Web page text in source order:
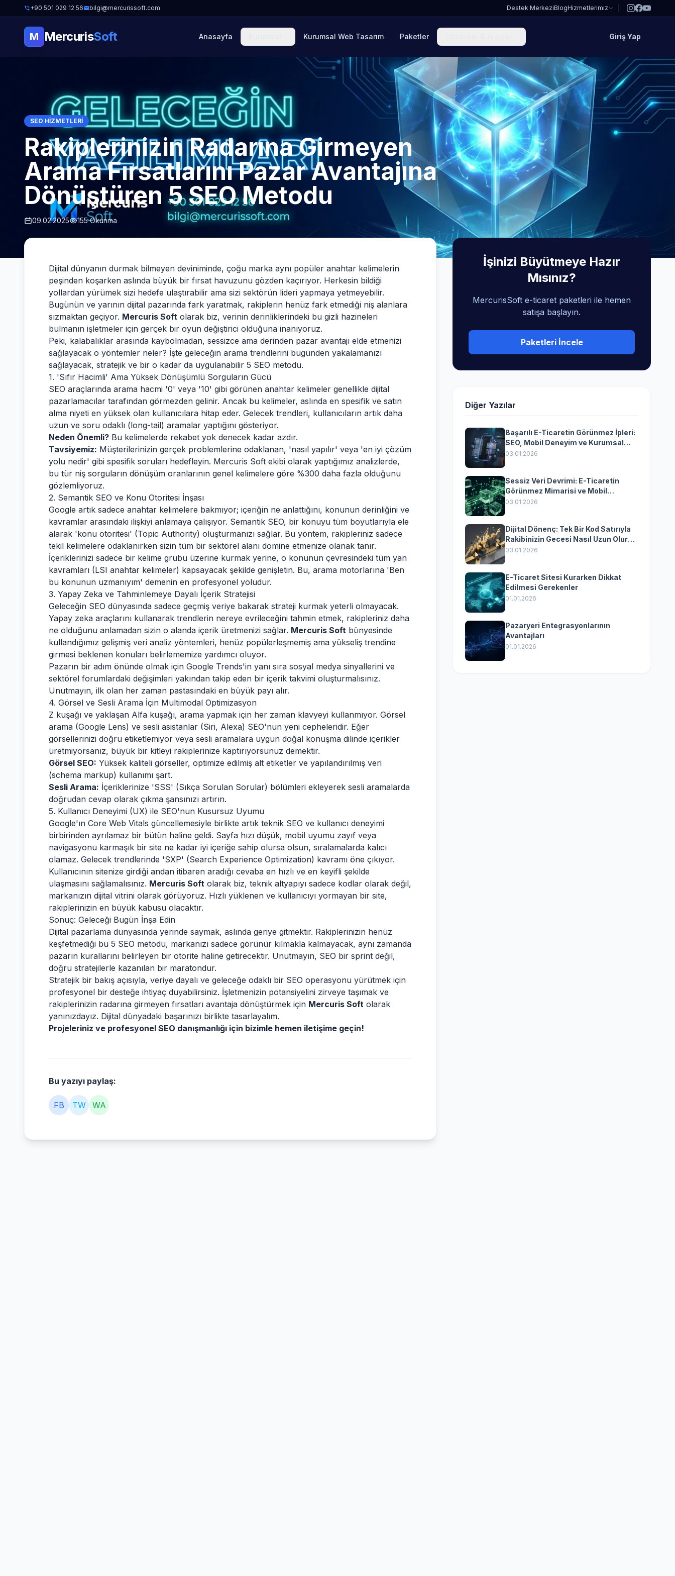
+90 501 029 12 56 bilgi@mercurissoft.com Destek MerkeziBlogHizmetlerimiz
M MercurisSoft Anasayfa Kurumsal Web Tasarım Paketler Giriş Yap
SEO HIZMETLERI
Rakiplerinizin Radarına Girmeyen
Arama Fırsatlarını Pazar Avantajına
Dönüştüren 5 SEO Metodu
09.02.2025 155 Okunma
Dijital dünyanın durmak bilmeyen deviniminde, çoğu marka aynı popüler anahtar kelimelerin
peşinden koşarken aslında büyük bir fırsat havuzunu gözden kaçırıyor. Herkesin bildiği
yollardan yürümek sizi hedefe ulaştırabilir ama sizi sektörün lideri yapmaya yetmeyebilir.
Bugünün ve yarının dijital pazarında fark yaratmak, rakiplerin henüz fark etmediği niş alanlara
sızmaktan geçiyor. Mercuris Soft olarak biz, verinin derinliklerindeki bu gizli hazineleri
bulmanın işletmeler için gerçek bir oyun değiştirici olduğuna inanıyoruz.
Peki, kalabalıklar arasında kaybolmadan, sessizce ama derinden pazar avantajı elde etmenizi
sağlayacak o yöntemler neler? İşte geleceğin arama trendlerini bugünden yakalamanızı
sağlayacak, stratejik ve bir o kadar da uygulanabilir 5 SEO metodu.
1. 'Sıfır Hacimli' Ama Yüksek Dönüşümlü Sorguların Gücü
SEO araçlarında arama hacmi '0' veya '10' gibi görünen anahtar kelimeler genellikle dijital
pazarlamacılar tarafından görmezden gelinir. Ancak bu kelimeler, aslında en spesifik ve satın
alma niyeti en yüksek olan kullanıcılara hitap eder. Gelecek trendleri, kullanıcıların artık daha
uzun ve soru odaklı (long-tail) aramalar yaptığını gösteriyor.
Neden Önemli? Bu kelimelerde rekabet yok denecek kadar azdır.
Tavsiyemiz: Müşterilerinizin gerçek problemlerine odaklanan, 'nasıl yapılır' veya 'en iyi çözüm
yolu nedir' gibi spesifik soruları hedefleyin. Mercuris Soft ekibi olarak yaptığımız analizlerde,
bu tür niş sorguların dönüşüm oranlarının genel kelimelere göre %300 daha fazla olduğunu
gözlemliyoruz.
2. Semantik SEO ve Konu Otoritesi İnşası
Google artık sadece anahtar kelimelere bakmıyor; içeriğin ne anlattığını, konunun derinliğini ve
kavramlar arasındaki ilişkiyi anlamaya çalışıyor. Semantik SEO, bir konuyu tüm boyutlarıyla ele
alarak 'konu otoritesi' (Topic Authority) oluşturmanızı sağlar. Bu yöntem, rakipleriniz sadece
tekil kelimelere odaklanırken sizin tüm bir sektörel alanı domine etmenize olanak tanır.
İçeriklerinizi sadece bir kelime grubu üzerine kurmak yerine, o konunun çevresindeki tüm yan
kavramları (LSI anahtar kelimeler) kapsayacak şekilde genişletin. Bu, arama motorlarına 'Ben
bu konunun uzmanıyım' demenin en profesyonel yoludur.
3. Yapay Zeka ve Tahminlemeye Dayalı İçerik Stratejisi
Geleceğin SEO dünyasında sadece geçmiş veriye bakarak strateji kurmak yeterli olmayacak.
Yapay zeka araçlarını kullanarak trendlerin nereye evrileceğini tahmin etmek, rakipleriniz daha
ne olduğunu anlamadan sizin o alanda içerik üretmenizi sağlar. Mercuris Soft bünyesinde
kullandığımız gelişmiş veri analiz yöntemleri, henüz popülerleşmemiş ama yükseliş trendine
girmesi beklenen konuları belirlememize yardımcı oluyor.
Pazarın bir adım önünde olmak için Google Trends'in yanı sıra sosyal medya sinyallerini ve
sektörel forumlardaki değişimleri yakından takip eden bir içerik takvimi oluşturmalısınız.
Unutmayın, ilk olan her zaman pastasındaki en büyük payı alır.
4. Görsel ve Sesli Arama İçin Multimodal Optimizasyon
Z kuşağı ve yaklaşan Alfa kuşağı, arama yapmak için her zaman klavyeyi kullanmıyor. Görsel
arama (Google Lens) ve sesli asistanlar (Siri, Alexa) SEO'nun yeni cepheleridir. Eğer
görsellerinizi doğru etiketlemiyor veya sesli aramalara uygun doğal konuşma dilinde içerikler
üretmiyorsanız, büyük bir kitleyi rakiplerinize kaptırıyorsunuz demektir.
Görsel SEO: Yüksek kaliteli görseller, optimize edilmiş alt etiketler ve yapılandırılmış veri
(schema markup) kullanımı şart.
Sesli Arama: İçeriklerinize 'SSS' (Sıkça Sorulan Sorular) bölümleri ekleyerek sesli aramalarda
doğrudan cevap olarak çıkma şansınızı artırın.
5. Kullanıcı Deneyimi (UX) ile SEO'nun Kusursuz Uyumu
Google'ın Core Web Vitals güncellemesiyle birlikte artık teknik SEO ve kullanıcı deneyimi
birbirinden ayrılamaz bir bütün haline geldi. Sayfa hızı düşük, mobil uyumu zayıf veya
navigasyonu karmaşık bir site ne kadar iyi içeriğe sahip olursa olsun, sıralamalarda kalıcı
olamaz. Gelecek trendlerinde 'SXP' (Search Experience Optimization) kavramı öne çıkıyor.
Kullanıcının sitenize girdiği andan itibaren aradığı cevaba en hızlı ve en keyifli şekilde
ulaşmasını sağlamalısınız. Mercuris Soft olarak biz, teknik altyapıyı sadece kodlar olarak değil,
markanızın dijital vitrini olarak görüyoruz. Hızlı yüklenen ve kullanıcıyı yormayan bir site,
rakiplerinizin en büyük kabusu olacaktır.
Sonuç: Geleceği Bugün İnşa Edin
Dijital pazarlama dünyasında yerinde saymak, aslında geriye gitmektir. Rakiplerinizin henüz
keşfetmediği bu 5 SEO metodu, markanızı sadece görünür kılmakla kalmayacak, aynı zamanda
pazarın kurallarını belirleyen bir otorite haline getirecektir. Unutmayın, SEO bir sprint değil,
doğru stratejilerle kazanılan bir maratondur.
Stratejik bir bakış açısıyla, veriye dayalı ve geleceğe odaklı bir SEO operasyonu yürütmek için
profesyonel bir desteğe ihtiyaç duyabilirsiniz. İşletmenizin potansiyelini zirveye taşımak ve
rakiplerinizin radarına girmeyen fırsatları avantaja dönüştürmek için Mercuris Soft olarak
yanınızdayız. Dijital dünyadaki başarınızı birlikte tasarlayalım.
Projeleriniz ve profesyonel SEO danışmanlığı için bizimle hemen iletişime geçin!
Bu yazıyı paylaş:
FB TW WA
İşinizi Büyütmeye Hazır
Mısınız?
MercurisSoft e-ticaret paketleri ile hemen
satışa başlayın.
Paketleri İncele
Diğer Yazılar
Başarılı E-Ticaretin Görünmez İpleri:
SEO, Mobil Deneyim ve Kurumsal
Yazılımın Kazandıran
03.01.2026
Sessiz Veri Devrimi: E-Ticaretin
Görünmez Mimarisi ve Mobil
Dönüşümün Kurumsal Anahtarı
03.01.2026
Dijital Dönenç: Tek Bir Kod Satırıyla
Rakibinizin Gecesi Nasıl Uzun Olur?
(Kurumsal Yazılımın Güçlü Rolü)
03.01.2026
E-Ticaret Sitesi Kurarken Dikkat
Edilmesi Gerekenler
01.01.2026
Pazaryeri Entegrasyonlarının
Avantajları
01.01.2026